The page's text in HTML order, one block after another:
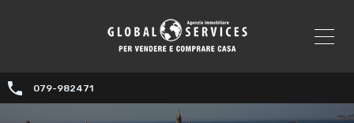
079-982471